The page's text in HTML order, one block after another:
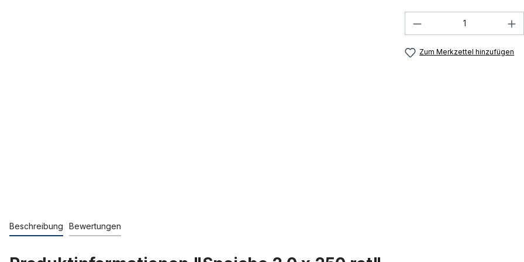
Produkt Anzahl:
Zum Merkzettel hinzufügen
Beschreibung Bewertungen